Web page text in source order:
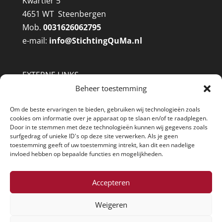
Beheer toestemming
Om de beste ervaringen te bieden, gebruiken wij technologieën zoals
cookies om informatie over je apparaat op te slaan en/of te raadplegen.
Door in te stemmen met deze technologieën kunnen wij gegevens zoals
surfgedrag of unieke ID's op deze site verwerken. Als je geen
toestemming geeft of uw toestemming intrekt, kan dit een nadelige
invloed hebben op bepaalde functies en mogelijkheden.
Accepteren
Weigeren
4651 WT Steenbergen
Mob. 0031626062795
e-mail: info@StichtingQuMa.nl
EXTERNE LINKS
West Brabant Archief
Heemkundekring Steenbergen
Heemkundekring Halsteren
Genealogie Online
@Pi-Apps webdesign